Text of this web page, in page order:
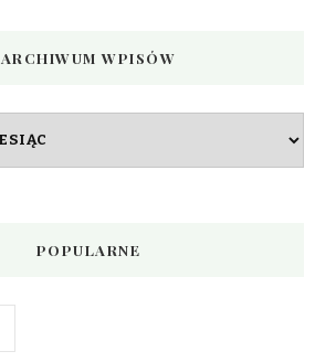
ARCHIWUM WPISÓW
POPULARNE